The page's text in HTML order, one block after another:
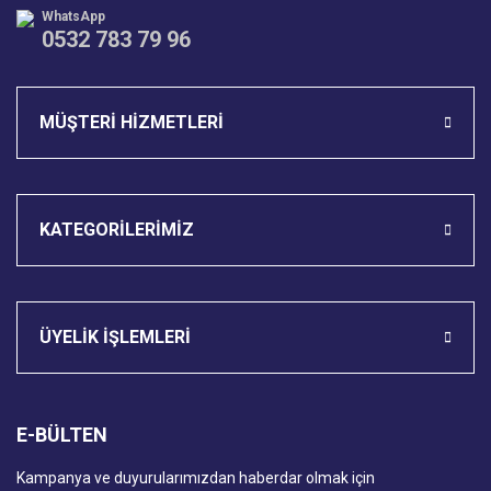
WhatsApp
0532 783 79 96
MÜŞTERİ HİZMETLERİ
KATEGORİLERİMİZ
ÜYELİK İŞLEMLERİ
E-BÜLTEN
Kampanya ve duyurularımızdan haberdar olmak için